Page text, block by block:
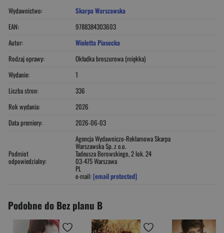
Wydawnictwo:
Skarpa Warszawska
EAN:
9788384303603
Autor:
Wioletta Piasecka
Rodzaj oprawy:
Okładka broszurowa (miękka)
Wydanie:
1
Liczba stron:
336
Rok wydania:
2026
Data premiery:
2026-06-03
Podmiot
odpowiedzialny:
Agencja Wydawniczo-Reklamowa Skarpa
Warszawska Sp. z o.o.
Tadeusza Borowskiego, 2 lok. 24
03-475 Warszawa
PL
e-mail: [email protected]
Podobne do Bez planu B